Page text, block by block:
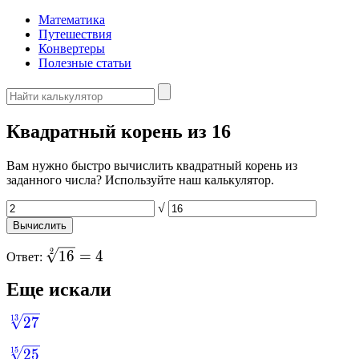
Математика
Путешествия
Конвертеры
Полезные статьи
Квадратный корень из 16
Вам нужно быстро вычислить квадратный корень из
заданного числа? Используйте наш калькулятор.
√
Ответ: \sqrt[2]
4
2 16 = 4
Еще искали
\sqrt[13]
13 27
\sqrt[15]
15 25